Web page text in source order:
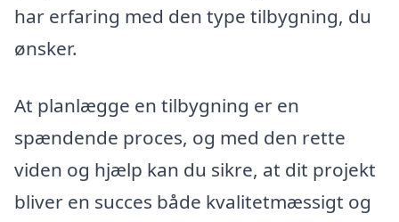
har erfaring med den type tilbygning, du
ønsker.
At planlægge en tilbygning er en
spændende proces, og med den rette
viden og hjælp kan du sikre, at dit projekt
bliver en succes både kvalitetmæssigt og